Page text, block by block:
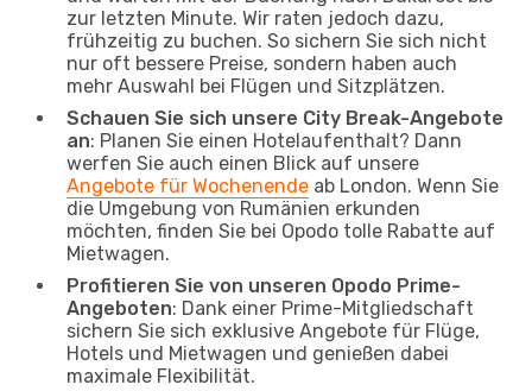
zur letzten Minute. Wir raten jedoch dazu,
frühzeitig zu buchen. So sichern Sie sich nicht
nur oft bessere Preise, sondern haben auch
mehr Auswahl bei Flügen und Sitzplätzen.
Schauen Sie sich unsere City Break-Angebote
an: Planen Sie einen Hotelaufenthalt? Dann
werfen Sie auch einen Blick auf unsere
Angebote für Wochenende ab London. Wenn Sie
die Umgebung von Rumänien erkunden
möchten, finden Sie bei Opodo tolle Rabatte auf
Mietwagen.
Profitieren Sie von unseren Opodo Prime-
Angeboten: Dank einer Prime-Mitgliedschaft
sichern Sie sich exklusive Angebote für Flüge,
Hotels und Mietwagen und genießen dabei
maximale Flexibilität.